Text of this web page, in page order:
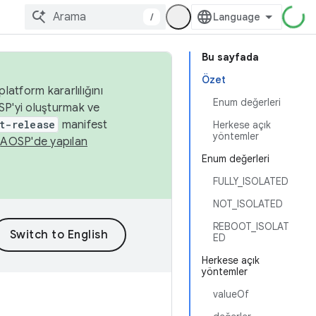
/
Bu sayfada
Özet
Enum değerleri
Herkese açık
yöntemler
Enum değerleri
FULLY_ISOLATED
NOT_ISOLATED
REBOOT_ISOLAT
ED
Herkese açık
yöntemler
valueOf
kararlılığını
oluşturmak ve
release manifest
AOSP'de yapılan